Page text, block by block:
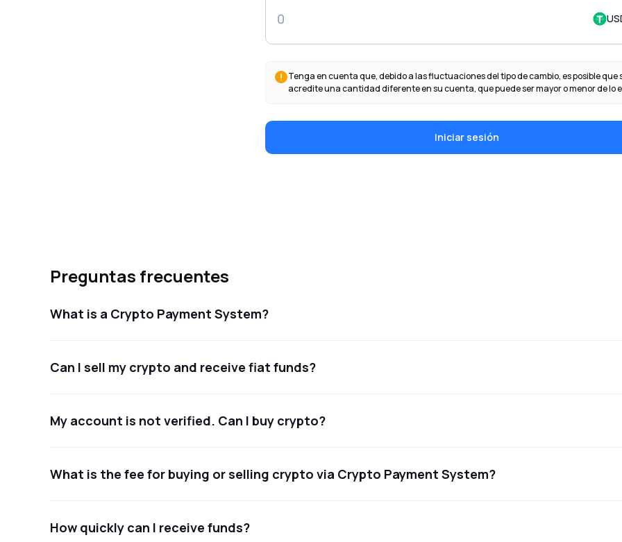
Tenga en cuenta que, debido a las fluctuaciones del tipo de cambio, es posible que
acredite una cantidad diferente en su cuenta, que puede ser mayor o menor de lo
Iniciar sesión
Preguntas frecuentes
What is a Crypto Payment System?
Can I sell my crypto and receive fiat funds?
My account is not verified. Can I buy crypto?
What is the fee for buying or selling crypto via Crypto Payment System?
How quickly can I receive funds?